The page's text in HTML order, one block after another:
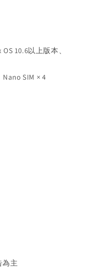
10.6以上版本、
Nano SIM × 4
為主